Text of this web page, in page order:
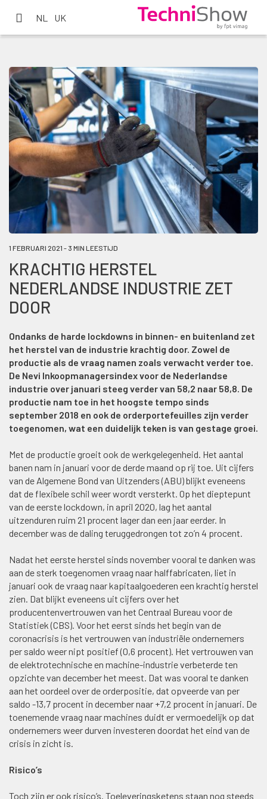
NL UK
1 FEBRUARI 2021 - 3 MIN LEESTIJD
KRACHTIG HERSTEL
NEDERLANDSE INDUSTRIE ZET
DOOR
Ondanks de harde lockdowns in binnen- en buitenland zet
het herstel van de industrie krachtig door. Zowel de
productie als de vraag namen zoals verwacht verder toe.
De Nevi Inkoopmanagersindex voor de Nederlandse
industrie over januari steeg verder van 58,2 naar 58,8. De
productie nam toe in het hoogste tempo sinds
september 2018 en ook de orderportefeuilles zijn verder
toegenomen, wat een duidelijk teken is van gestage groei.
Met de productie groeit ook de werkgelegenheid. Het aantal
banen nam in januari voor de derde maand op rij toe. Uit cijfers
van de Algemene Bond van Uitzenders (ABU) blijkt eveneens
dat de flexibele schil weer wordt versterkt. Op het dieptepunt
van de eerste lockdown, in april 2020, lag het aantal
uitzenduren ruim 21 procent lager dan een jaar eerder. In
december was de daling teruggedrongen tot zo’n 4 procent.
Nadat het eerste herstel sinds november vooral te danken was
aan de sterk toegenomen vraag naar halffabricaten, liet in
januari ook de vraag naar kapitaalgoederen een krachtig herstel
zien. Dat blijkt eveneens uit cijfers over het
producentenvertrouwen van het Centraal Bureau voor de
Statistiek (CBS). Voor het eerst sinds het begin van de
coronacrisis is het vertrouwen van industriële ondernemers
per saldo weer nipt positief (0,6 procent). Het vertrouwen van
de elektrotechnische en machine-industrie verbeterde ten
opzichte van december het meest. Dat was vooral te danken
aan het oordeel over de orderpositie, dat opveerde van per
saldo -13,7 procent in december naar +7,2 procent in januari. De
toenemende vraag naar machines duidt er vermoedelijk op dat
ondernemers weer durven investeren doordat het eind van de
crisis in zicht is.
Risico’s
Toch zijn er ook risico’s. Toeleveringsketens staan nog steeds